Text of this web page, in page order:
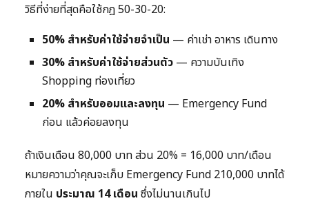
วิธีที่ง่ายที่สุดคือใช้กฎ 50-30-20:
50% สำหรับค่าใช้จ่ายจำเป็น — ค่าเช่า อาหาร เดินทาง
30% สำหรับค่าใช้จ่ายส่วนตัว — ความบันเทิง
Shopping ท่องเที่ยว
20% สำหรับออมและลงทุน — Emergency Fund
ก่อน แล้วค่อยลงทุน
ถ้าเงินเดือน 80,000 บาท ส่วน 20% = 16,000 บาท/เดือน
หมายความว่าคุณจะเก็บ Emergency Fund 210,000 บาทได้
ภายใน ประมาณ 14 เดือน ซึ่งไม่นานเกินไป